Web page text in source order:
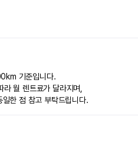
기준입니다.
월 렌트료가 달라지며,
한 점 참고 부탁드립니다.